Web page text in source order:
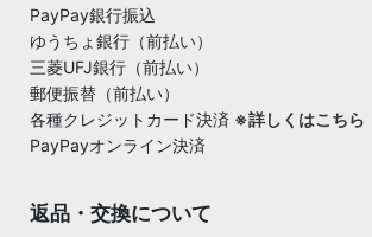
PayPay銀行振込
ゆうちょ銀行（前払い）
三菱UFJ銀行（前払い）
郵便振替（前払い）
各種クレジットカード決済 ※詳しくはこちら
PayPayオンライン決済
返品・交換について